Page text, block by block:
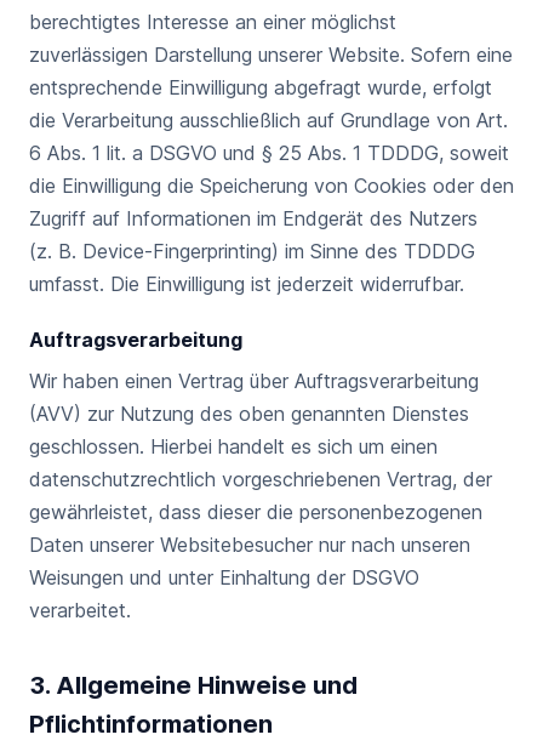
berechtigtes Interesse an einer möglichst
zuverlässigen Darstellung unserer Website. Sofern eine
entsprechende Einwilligung abgefragt wurde, erfolgt
die Verarbeitung ausschließlich auf Grundlage von Art.
6 Abs. 1 lit. a DSGVO und § 25 Abs. 1 TDDDG, soweit
die Einwilligung die Speicherung von Cookies oder den
Zugriff auf Informationen im Endgerät des Nutzers
(z. B. Device-Fingerprinting) im Sinne des TDDDG
umfasst. Die Einwilligung ist jederzeit widerrufbar.
Auftragsverarbeitung
Wir haben einen Vertrag über Auftragsverarbeitung
(AVV) zur Nutzung des oben genannten Dienstes
geschlossen. Hierbei handelt es sich um einen
datenschutzrechtlich vorgeschriebenen Vertrag, der
gewährleistet, dass dieser die personenbezogenen
Daten unserer Websitebesucher nur nach unseren
Weisungen und unter Einhaltung der DSGVO
verarbeitet.
3. Allgemeine Hinweise und
Pflichtinformationen